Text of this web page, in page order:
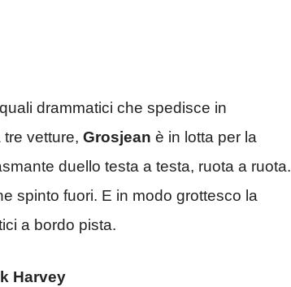
drammatici che spedisce in
vetture, Grosjean è in lotta per la
duello testa a testa, ruota a ruota.
spinto fuori. E in modo grottesco la
a bordo pista.
Harvey